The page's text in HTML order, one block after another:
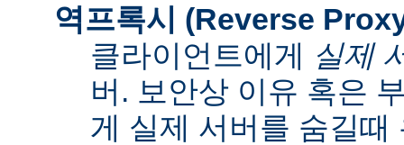
역프록시 (Reverse
클라이언트에게 실제
버. 보안상 이유 혹은
게 실제 서버를 숨길때